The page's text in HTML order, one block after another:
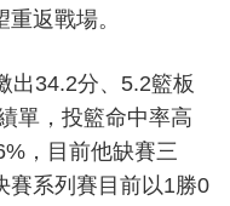
返戰場。
出34.2分、5.2籃板
單，投籃命中率高
，目前他缺賽三
賽系列賽目前以1勝0